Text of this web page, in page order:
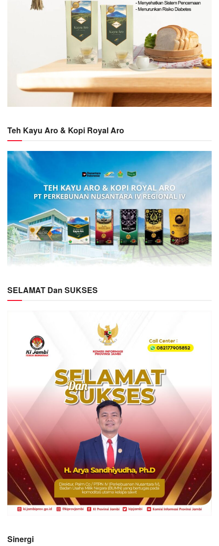
Teh Kayu Aro & Kopi Royal Aro
SELAMAT Dan SUKSES
Sinergi